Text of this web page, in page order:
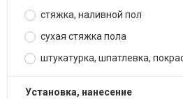
стяжка, наливной пол
сухая стяжка пола
штукатурка, шпатлевка,
установка, нанесение